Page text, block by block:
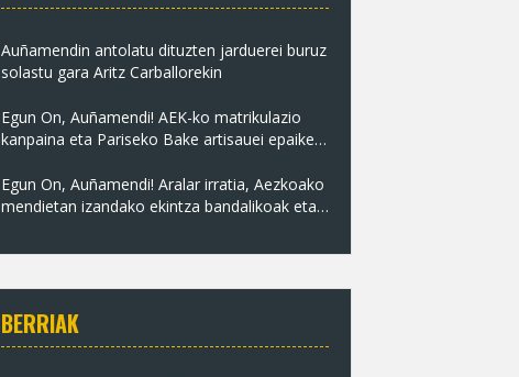
Auñamendin antolatu dituzten jarduerei buruz
solastu gara Aritz Carballorekin
Egun On, Auñamendi! AEK-ko matrikulazio
kanpaina eta Pariseko Bake artisauei epaiketa
Egun On, Auñamendi! Aralar irratia, Aezkoako
mendietan izandako ekintza bandalikoak eta
BERRIAK